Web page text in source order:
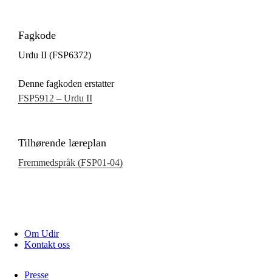
Fagkode
Urdu II (FSP6372)
Denne fagkoden erstatter
FSP5912 – Urdu II
Tilhørende læreplan
Fremmedspråk (FSP01‑04)
Om Udir
Kontakt oss
Presse